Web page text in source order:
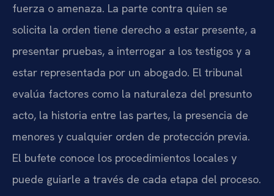
fuerza o amenaza. La parte contra quien se
solicita la orden tiene derecho a estar presente, a
presentar pruebas, a interrogar a los testigos y a
estar representada por un abogado. El tribunal
evalúa factores como la naturaleza del presunto
acto, la historia entre las partes, la presencia de
menores y cualquier orden de protección previa.
El bufete conoce los procedimientos locales y
puede guiarle a través de cada etapa del proceso.